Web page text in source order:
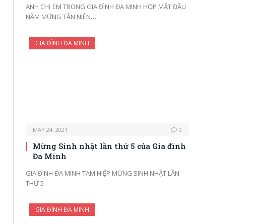
ANH CHỊ EM TRONG GIA ĐÌNH ĐA MINH HỌP MẶT ĐẦU
NĂM MỪNG TÂN NIÊN…
GIA ĐÌNH ĐA MINH
MAY 24, 2021 0
Mừng Sinh nhật lần thứ 5 của Gia đình
Đa Minh
GIA ĐÌNH ĐA MINH TAM HIỆP MỪNG SINH NHẬT LẦN
THỨ 5
GIA ĐÌNH ĐA MINH